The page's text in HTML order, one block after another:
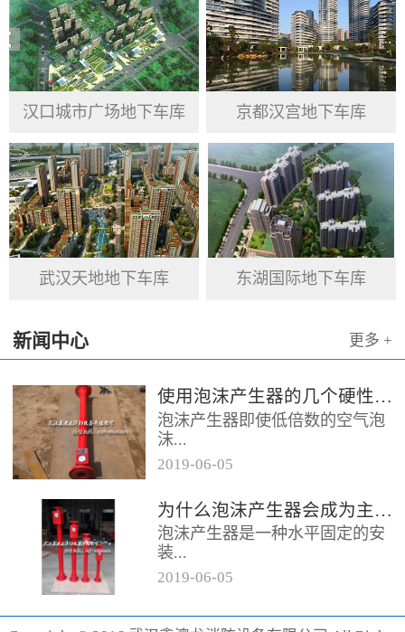
务。澳龙公司坚持信用第一 、高质量
为基准， 重视品德操守、渴求变革突
破、力求绩效最优 ，服务于群众、接
受客户反馈意见，汲取市场经验，跟
业精神。将产品做到精益求精，努力
做到工匠精神，更好的为国家安防、
人民生命及财产安全建起一块坚硬的
基石。
汉口城市广场地下车库 京都汉宫地下车库
武汉天地地下车库 东湖国际地下车库
新闻中心 更多 +
使用泡沫产生器的几个硬性要求
泡沫产生器即使低倍数的空气泡
沫...
消防领域当中泡沫产生器起到的
作用颇大，而且它的保存也相对
容易，...
2019-06-05
为什么泡沫产生器会成为主流灭火产品呢
泡沫产生器是一种水平固定的安
装...
2019-06-05